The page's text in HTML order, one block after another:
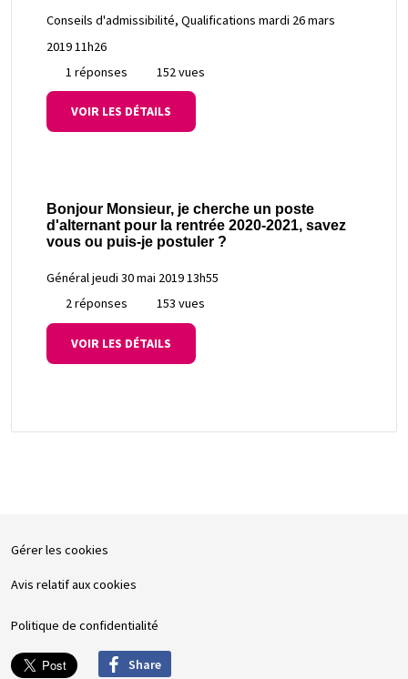
Conseils d'admissibilité, Qualifications mardi 26 mars
2019 11h26
1 réponses
152 vues
VOIR LES DÉTAILS
Bonjour Monsieur, je cherche un poste
d'alternant pour la rentrée 2020-2021, savez
vous ou puis-je postuler ?
Généraljeudi 30 mai 2019 13h55
2 réponses
153 vues
VOIR LES DÉTAILS
Gérer les cookies
Avis relatif aux cookies
Politique de confidentialité
Share